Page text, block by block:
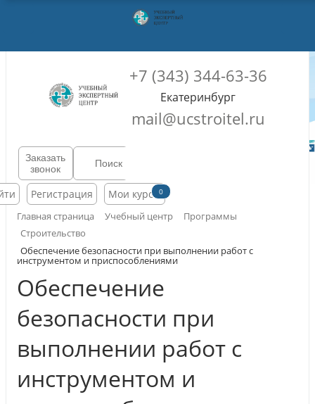
+7 (343) 344-63-36
Екатеринбург
mail@ucstroitel.ru
Заказать
звонок
Регистрация Мои курсы0
Главная страница Учебный центр
Программы
Строительство
Обеспечение безопасности при выполнении работ с
инструментом и приспособлениями
Обеспечение
безопасности при
выполнении работ с
инструментом и